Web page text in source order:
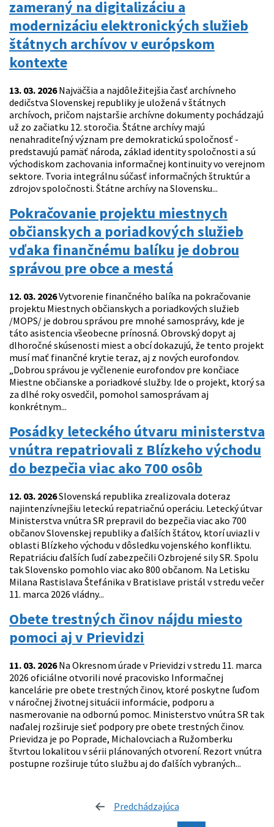
zameraný na digitalizáciu a
modernizáciu elektronických služieb
štátnych archívov v európskom
kontexte
13. 03. 2026Najväčšia a najdôležitejšia časť archívneho
dedičstva Slovenskej republiky je uložená v štátnych
archívoch, pričom najstaršie archívne dokumenty pochádzajú
už zo začiatku 12. storočia. Štátne archívy majú
nenahraditeľný význam pre demokratickú spoločnosť -
predstavujú pamäť národa, základ identity spoločnosti a sú
východiskom zachovania informačnej kontinuity vo verejnom
sektore. Tvoria integrálnu súčasť informačných štruktúr a
zdrojov spoločnosti. Štátne archívy na Slovensku...
Pokračovanie projektu miestnych
občianskych a poriadkových služieb
vďaka finančnému balíku je dobrou
správou pre obce a mestá
12. 03. 2026Vytvorenie finančného balíka na pokračovanie
projektu Miestnych občianskych a poriadkových služieb
/MOPS/ je dobrou správou pre mnohé samosprávy, kde je
táto asistencia všeobecne prínosná. Obrovský dopyt aj
dlhoročné skúsenosti miest a obcí dokazujú, že tento projekt
musí mať finančné krytie teraz, aj z nových eurofondov.
„Dobrou správou je vyčlenenie eurofondov pre končiace
Miestne občianske a poriadkové služby. Ide o projekt, ktorý sa
za dlhé roky osvedčil, pomohol samosprávam aj
konkrétnym...
Posádky leteckého útvaru ministerstva
vnútra repatriovali z Blízkeho východu
do bezpečia viac ako 700 osôb
12. 03. 2026Slovenská republika zrealizovala doteraz
najintenzívnejšiu leteckú repatriačnú operáciu. Letecký útvar
Ministerstva vnútra SR prepravil do bezpečia viac ako 700
občanov Slovenskej republiky a ďalších štátov, ktorí uviazli v
oblasti Blízkeho východu v dôsledku vojenského konfliktu.
Repatriáciu ďalších ľudí zabezpečili Ozbrojené sily SR. Spolu
tak Slovensko pomohlo viac ako 800 občanom. Na Letisku
Milana Rastislava Štefánika v Bratislave pristál v stredu večer
11. marca 2026 vládny...
Obete trestných činov nájdu miesto
pomoci aj v Prievidzi
11. 03. 2026Na Okresnom úrade v Prievidzi v stredu 11. marca
2026 oficiálne otvorili nové pracovisko Informačnej
kancelárie pre obete trestných činov, ktoré poskytne ľuďom
v náročnej životnej situácii informácie, podporu a
nasmerovanie na odbornú pomoc. Ministerstvo vnútra SR tak
naďalej rozširuje sieť podpory pre obete trestných činov.
Prievidza je po Poprade, Michalovciach a Ružomberku
štvrtou lokalitou v sérii plánovaných otvorení. Rezort vnútra
postupne rozširuje túto službu aj do ďalších vybraných...
Predchádzajúca